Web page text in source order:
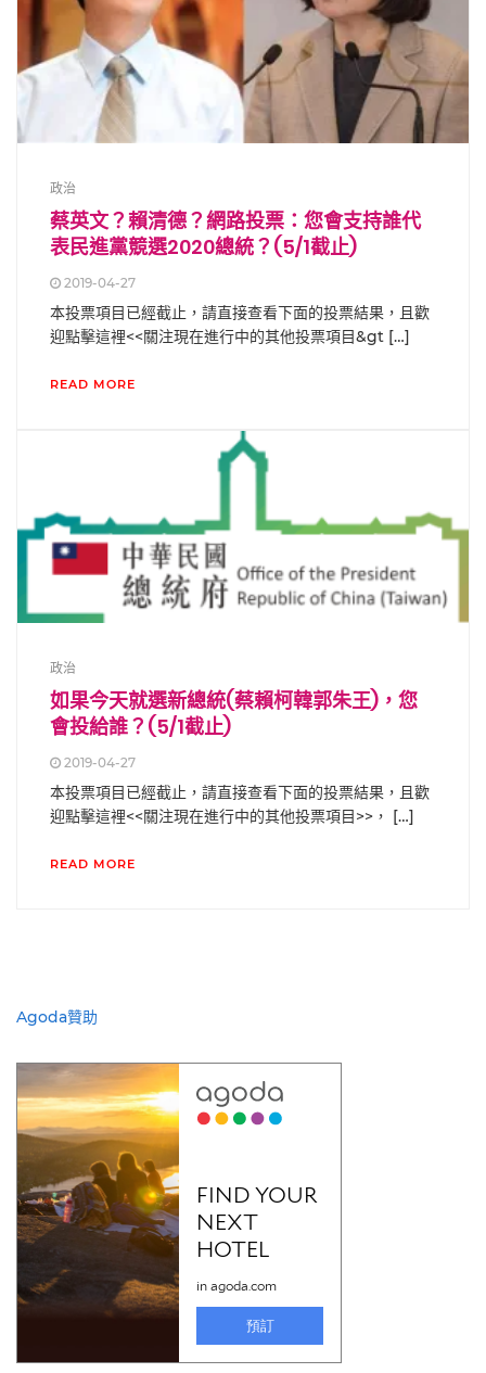
政治
蔡英文？賴清德？網路投票：您會支持誰代
表民進黨競選2020總統？(5/1截止)
2019-04-27
本投票項目已經截止，請直接查看下面的投票結果，且歡
迎點擊這裡<<關注現在進行中的其他投票項目&gt […]
READ MORE
政治
如果今天就選新總統(蔡賴柯韓郭朱王)，您
會投給誰？(5/1截止)
2019-04-27
本投票項目已經截止，請直接查看下面的投票結果，且歡
迎點擊這裡<<關注現在進行中的其他投票項目>>， […]
READ MORE
Agoda贊助